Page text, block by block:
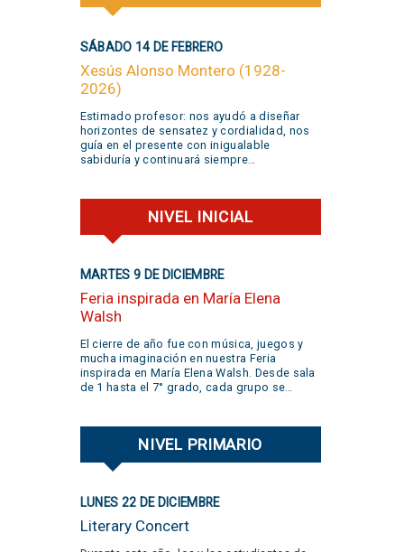
SÁBADO 14 DE FEBRERO
Xesús Alonso Montero (1928-
2026)
Estimado profesor: nos ayudó a diseñar
horizontes de sensatez y cordialidad, nos
guía en el presente con inigualable
sabiduría y continuará siempre
¡Gracias!
NIVEL INICIAL
MARTES 9 DE DICIEMBRE
Feria inspirada en María Elena
Walsh
El cierre de año fue con música, juegos y
mucha imaginación en nuestra Feria
inspirada en María Elena Walsh. Desde sala
de 1 hasta el 7° grado, cada grupo se
creatividad, la curiosidad, el juego y la
libertad de expresión. Gracias a todas las
aplauso gigante a la banda @jivers.swing
música. ¡Gracias por el talento y la alegría
NIVEL PRIMARIO
LUNES 22 DE DICIEMBRE
Literary Concert